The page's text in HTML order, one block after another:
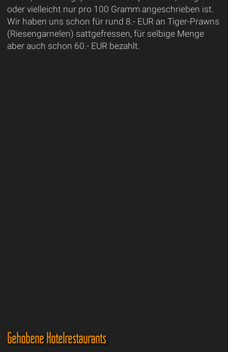
oder vielleicht nur pro 100 Gramm angeschrieben ist.
Wir haben uns schon für rund 8.- EUR an Tiger-Prawns
(Riesengarnelen) sattgefressen, für selbige Menge
aber auch schon 60.- EUR bezahlt.
Gehobene Hotelrestaurants